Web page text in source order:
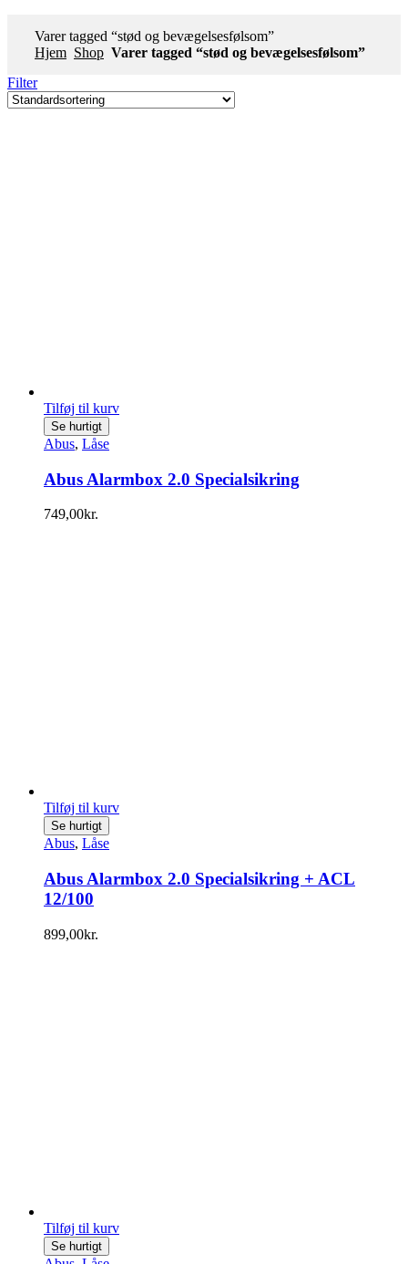
Varer tagged “stød og bevægelsesfølsom”
Hjem Shop Varer tagged “stød og bevægelsesfølsom”
Filter
Tilføj til kurv
Se hurtigt
Abus, Låse
Abus Alarmbox 2.0 Specialsikring
749,00kr.
Tilføj til kurv
Se hurtigt
Abus, Låse
Abus Alarmbox 2.0 Specialsikring + ACL
12/100
899,00kr.
Tilføj til kurv
Se hurtigt